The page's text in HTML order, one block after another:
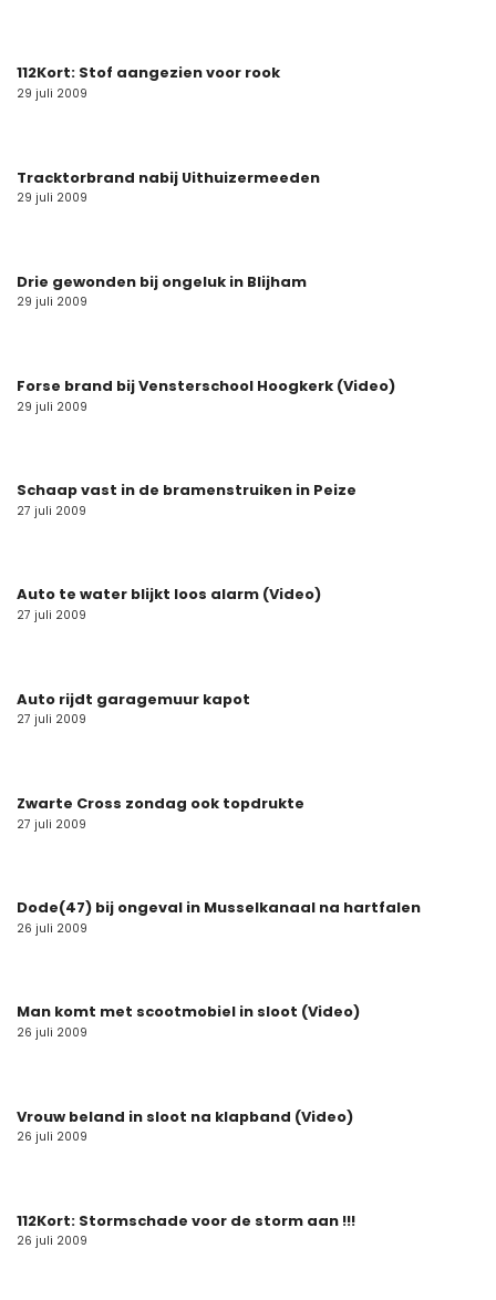
112Kort: Stof aangezien voor rook
29 juli 2009
Tracktorbrand nabij Uithuizermeeden
29 juli 2009
Drie gewonden bij ongeluk in Blijham
29 juli 2009
Forse brand bij Vensterschool Hoogkerk (Video)
29 juli 2009
Schaap vast in de bramenstruiken in Peize
27 juli 2009
Auto te water blijkt loos alarm (Video)
27 juli 2009
Auto rijdt garagemuur kapot
27 juli 2009
Zwarte Cross zondag ook topdrukte
27 juli 2009
Dode(47) bij ongeval in Musselkanaal na hartfalen
26 juli 2009
Man komt met scootmobiel in sloot (Video)
26 juli 2009
Vrouw beland in sloot na klapband (Video)
26 juli 2009
112Kort: Stormschade voor de storm aan !!!
26 juli 2009